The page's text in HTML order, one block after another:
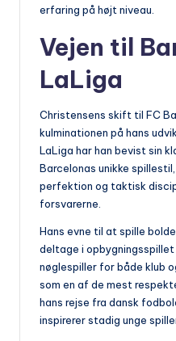
erfaring på højt niveau.
Vejen til
LaLiga
Christensens skift til FC
kulminationen på hans
LaLiga har han bevist sin
Barcelonas unikke
perfektion og taktisk
forsvarerne.
Hans evne til at spille
deltage i
nøglespiller for både klub
som en af de mest
hans rejse fra dansk
inspirerer stadig unge